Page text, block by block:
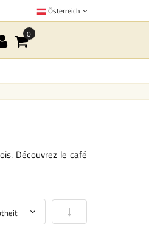
Österreich
Découvrez le café
In aufsteigender